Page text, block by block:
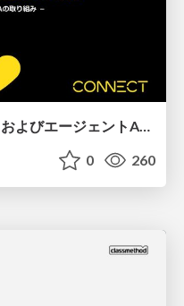
製造現場での生成AIの活用、およびエージェントAIの実装のあり方、AVEVAの取り組み
0 260